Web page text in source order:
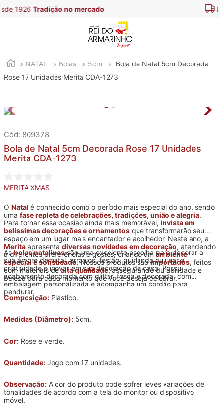
Entregamos em
NATAL Bolas 5cm
Bola de Natal 5cm Decorada
Rose 17 Unidades Merita CDA-1273
: 809378
Bola de Natal 5cm Decorada Rose 17 Unidades
Merita CDA-1273
MERITA XMAS
O Natal é conhecido como o período mais especial do ano, sendo
uma fase repleta de celebrações, tradições, união e alegria.
Para tornar essa ocasião ainda mais memorável, invista em
belíssimas decorações e ornamentos que transformarão seu
espaço em um lugar mais encantador e acolhedor. Neste ano, a
Merita apresenta diversas novidades em decoração, atendendo
a diferentes preferências e gostos, criando um ambiente
especial e sofisticado. Nossos produtos sãoimportados, feitos
com materiais dealta qualidade, assegurando durabilidade e
beleza para cada momento que você deseja celebrar.
Asbolas natalinassão uma excelente escolha para decorar a
sua árvore de natal, arranjos, festão, guirlanda ou usar a
criatividade e inovar em sua decoração de casa. Possui
acabamento decorada com glitter, fosca e decorada, com
embalagem personalizada e acompanha um cordão para
pendurar.
Composição: Plástico.
Medidas (Diâmetro): 5cm.
Cor: Rose e verde.
Quantidade: Jogo com 17 unidades.
Observação: A cor do produto pode sofrer leves variações de
tonalidades de acordo com a tela do monitor ou dispositivo
móvel.